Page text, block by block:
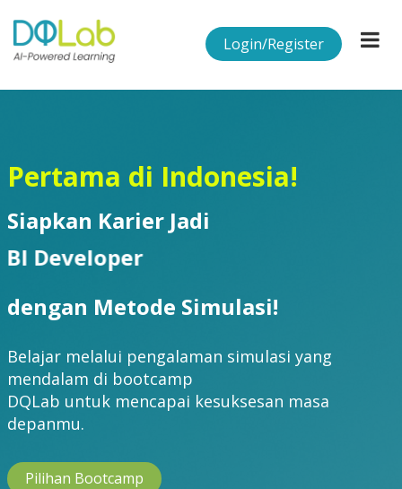
Login/Register
Pertama di Indonesia!
Siapkan Karier Jadi
AI Developer
dengan Metode Simulasi!
Belajar melalui pengalaman simulasi yang
mendalam di bootcamp
DQLab untuk mencapai kesuksesan masa
depanmu.
Pilihan Bootcamp